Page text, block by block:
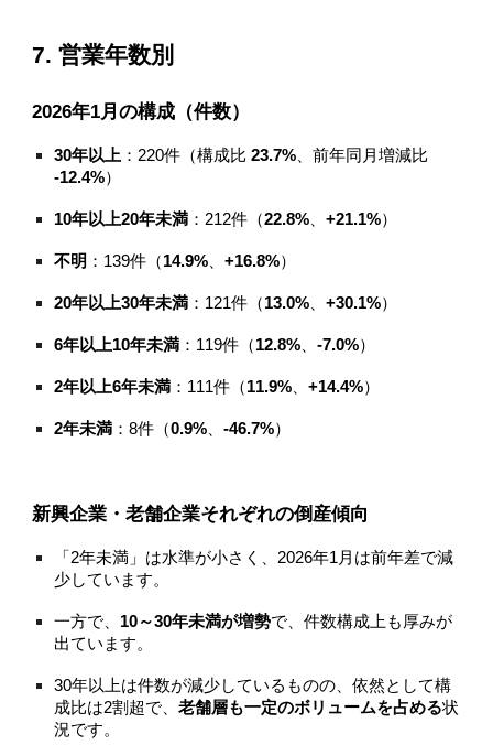
7. 営業年数別
2026年1月の構成（件数）
30年以上 ：220件（構成比23.7%、前年同月増減比
-12.4%）
10年以上20年未満 ：212件（22.8%、+21.1%）
不明 ：139件（14.9%、+16.8%）
20年以上30年未満 ：121件（13.0%、+30.1%）
6年以上10年未満 ：119件（12.8%、-7.0%）
2年以上6年未満 ：111件（11.9%、+14.4%）
2年未満 ：8件（0.9%、-46.7%）
新興企業・老舗企業それぞれの倒産傾向
「2年未満」は水準が小さく、2026年1月は前年差で減
少しています。
一方で、 10～30年未満が増勢で、件数構成上も厚みが
出ています。
30年以上は件数が減少しているものの、依然として構
成比は2割超で、老舗層も一定のボリュームを占める状
況です。